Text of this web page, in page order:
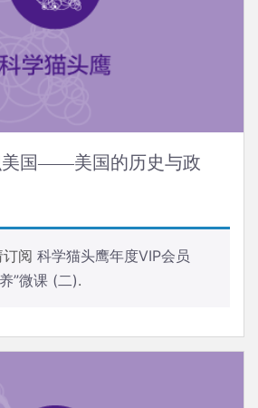
美国——美国的历史与政
阅 科学猫头鹰年度VIP会员
”微课 (二).